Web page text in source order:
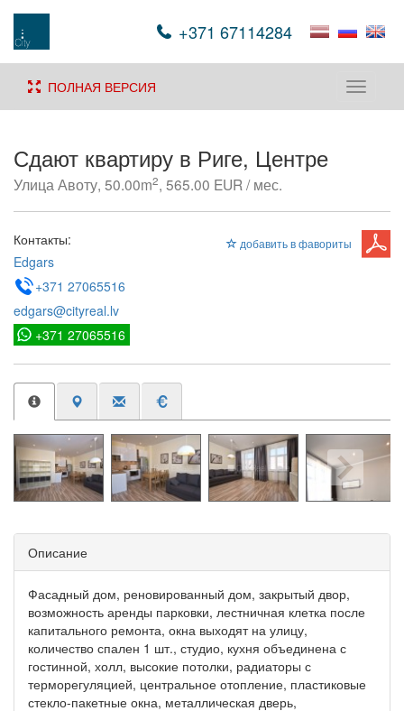
+371 67114284
Toggle
ПОЛНАЯ ВЕРСИЯ
Сдают квартиру в Риге, Центре
Улица Авоту, 50.00m2, 565.00 EUR / мес.
добавить в фавориты
Контакты:
Edgars
+371 27065516
edgars@cityreal.lv
+371 27065516
Описание
Фасадный дом, реновированный дом, закрытый двор,
возможность аренды парковки, лестничная клетка после
капитального ремонта, окна выходят на улицу,
количество спален 1 шт., студио, кухня объединена с
гостинной, холл, высокие потолки, радиаторы с
терморегуляцией, центральное отопление, пластиковые
стекло-пакетные окна, металлическая дверь,